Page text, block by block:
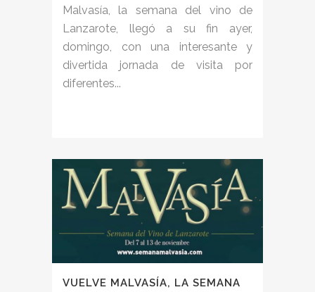
Malvasía, la semana del vino de
Lanzarote, llegó a su fin ayer,
domingo, con una interesante y
divertida jornada de visita por
diferentes...
VUELVE MALVASÍA, LA SEMANA